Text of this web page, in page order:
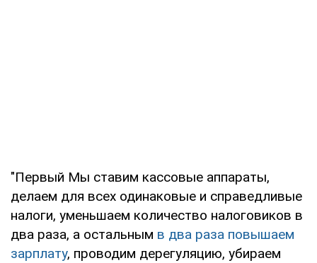
"Первый Мы ставим кассовые аппараты,
делаем для всех одинаковые и справедливые
налоги, уменьшаем количество налоговиков в
два раза, а остальным в два раза повышаем
зарплату, проводим дерегуляцию, убираем